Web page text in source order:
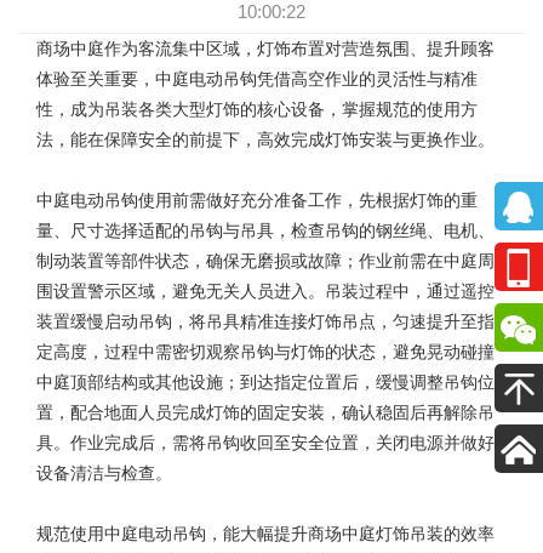
10:00:22
商场中庭作为客流集中区域，灯饰布置对营造氛围、提升顾客
体验至关重要， 中庭电动吊钩凭借高空作业的灵活性与精准
性，成为吊装各类大型灯饰的核心设备，掌握规范的使用方
法，能在保障安全的前提下，高效完成灯饰安装与更换作业。
中庭电动吊钩使用前需做好充分准备工作，先根据灯饰的重
量、尺寸选择适配的吊钩与吊具，检查吊钩的钢丝绳、电机、
制动装置等部件状态，确保无磨损或故障；作业前需在中庭周
围设置警示区域，避免无关人员进入。吊装过程中，通过遥控
装置缓慢启动吊钩，将吊具精准连接灯饰吊点，匀速提升至指
定高度，过程中需密切观察吊钩与灯饰的状态，避免晃动碰撞
中庭顶部结构或其他设施；到达指定位置后，缓慢调整吊钩位
置，配合地面人员完成灯饰的固定安装，确认稳固后再解除吊
具。作业完成后，需将吊钩收回至安全位置，关闭电源并做好
设备清洁与检查。
规范使用中庭电动吊钩，能大幅提升商场中庭灯饰吊装的效率